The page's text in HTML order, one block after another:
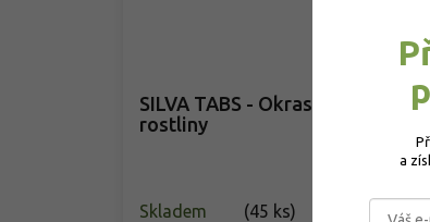
SILVA TABS - Okrasné
rostliny
Skladem (45 ks)
a